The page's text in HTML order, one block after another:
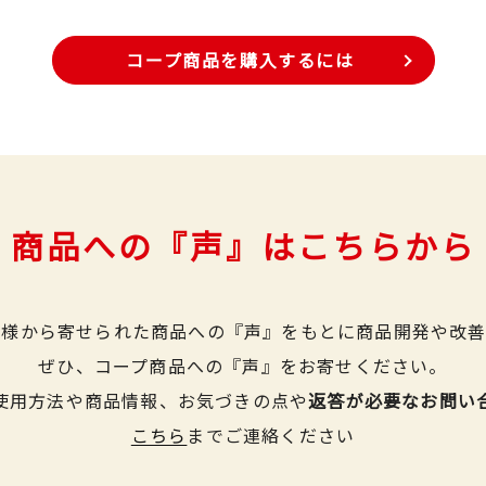
コープ商品を購入するには
商品への『声』はこちらから
から寄せられた商品への『声』をもとに商品開発や改
ぜひ、コープ商品への『声』をお寄せください。
用方法や商品情報、お気づきの点や返答が必要なお問い
こちら までご連絡ください